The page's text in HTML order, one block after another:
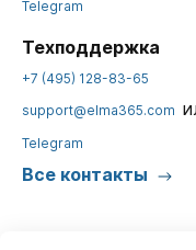
Telegram
Техподдержка
+7 (495) 128-83-65
support@elma365.com
Telegram
Все контакты